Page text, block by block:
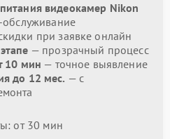
видеокамер Nikon
обслуживание
при заявке онлайн
— прозрачный процесс
10 мин — точное выявление
до 12 мес. — с
от 30 мин